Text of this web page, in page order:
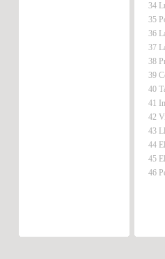
34
35
36
37
38
39
40
41
42
43
44
45
46